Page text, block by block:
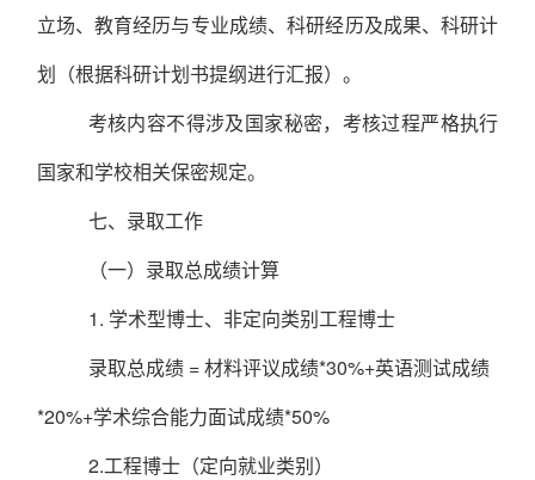
立场、教育经历与专业成绩、科研经历及成果、科研计
划（根据科研计划书提纲进行汇报）。
考核内容不得涉及国家秘密，考核过程严格执行
国家和学校相关保密规定。
七、 录取工作
（一） 录取总成绩计算
1. 学术型博士、非定向类别工程博士
录取总成绩=材料评议成绩*30%+英语测试成绩
*20%+学术综合能力面试成绩*50%
2.工程博士（定向就业类别）